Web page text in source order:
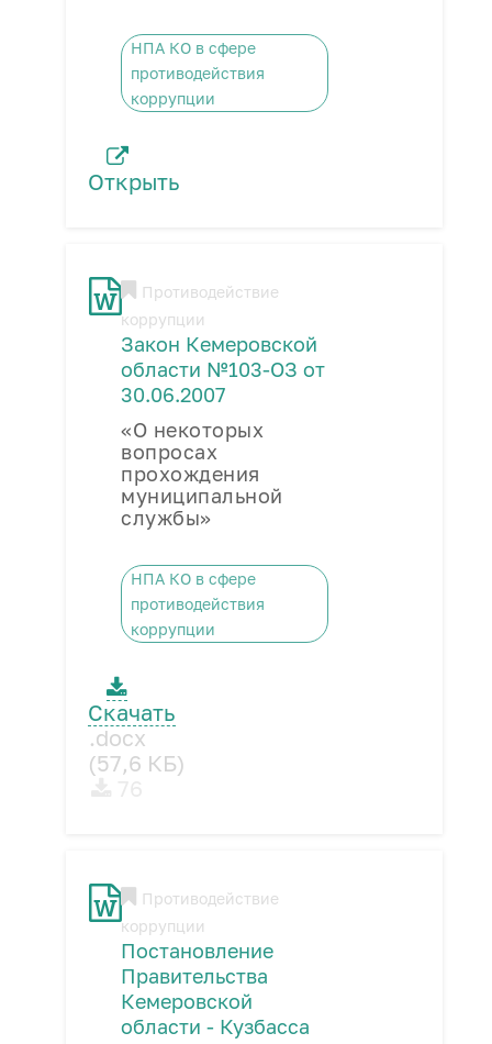
НПА КО в сфере
противодействия
коррупции
Открыть
Противодействие
коррупции
Закон Кемеровской
области №103-ОЗ от
30.06.2007
«О некоторых
вопросах
прохождения
муниципальной
службы»
НПА КО в сфере
противодействия
коррупции
Скачать
.docx
(57,6 КБ)
Противодействие
коррупции
Постановление
Правительства
Кемеровской
области - Кузбасса